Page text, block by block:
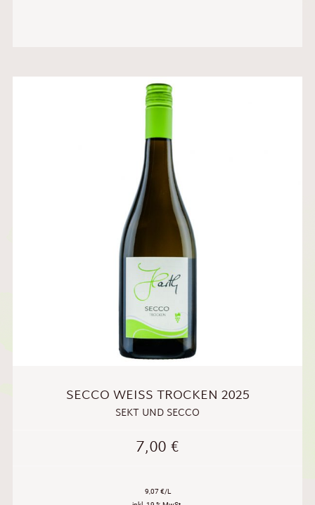
SECCO WEISS TROCKEN 2025
SEKT UND SECCO
7,00€
9,07 €/L